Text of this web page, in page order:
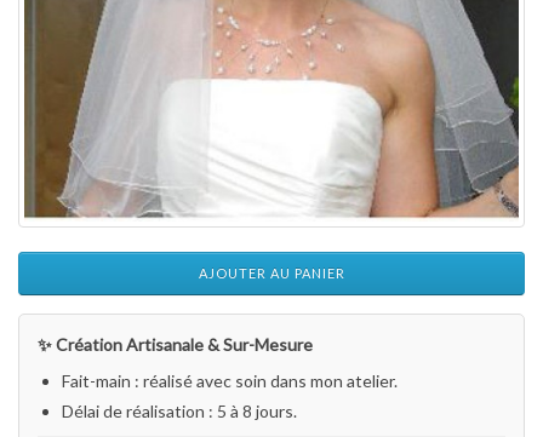
AJOUTER AU PANIER
✨ Création Artisanale & Sur-Mesure
Fait-main : réalisé avec soin dans mon atelier.
Délai de réalisation : 5 à 8 jours.